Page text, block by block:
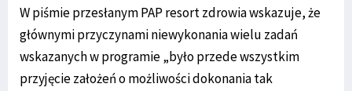
W piśmie przesłanym PAP resort zdrowia wskazuje, że
głównymi przyczynami niewykonania wielu zadań
wskazanych w programie „było przede wszystkim
przyjęcie założeń o możliwości dokonania tak